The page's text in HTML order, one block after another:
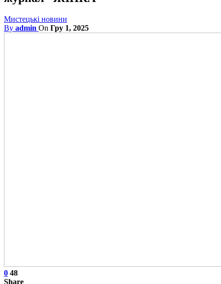
Мистецькі новини
By admin On Гру 1, 2025
0 48
Share